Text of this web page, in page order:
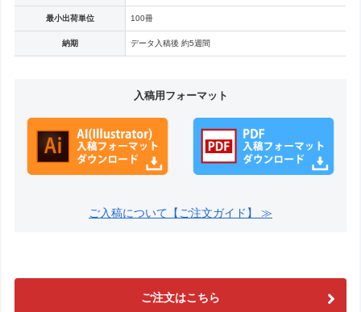
最小出荷単位 100冊
納期 データ入稿後 約5週間
入稿用フォーマット
ご入稿について【ご注文ガイド】 ≫
ご注文はこちら